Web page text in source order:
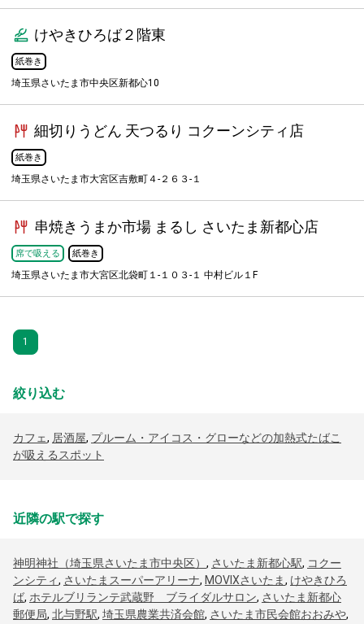
けやきひろば２階東
紙巻き
埼玉県さいたま市中央区新都心10
細切りうどん 天つるり コクーンシティ店
紙巻き
埼玉県さいたま市大宮区吉敷町４-２６３-１
串焼きうまか市場 まるし さいたま新都心店
席で吸える 紙巻き
埼玉県さいたま市大宮区北袋町１-１０３-１ 中村ビル１F
1
絞り込む
カフェ, 居酒屋, プルーム・アイコス・グローなどの加熱式たばこ
が吸えるスポット
近隣の駅で探す
神明神社（埼玉県さいたま市中央区） , さいたま新都心駅, コクー
ンシティ, さいたまスーパーアリーナ, MOVIXさいたま, けやきひろ
ば, ホテルブリランテ武蔵野 ブライダルサロン, さいたま新都心
郵便局, 北与野駅, 埼玉県農業共済会館, さいたま市民会館おおみや,